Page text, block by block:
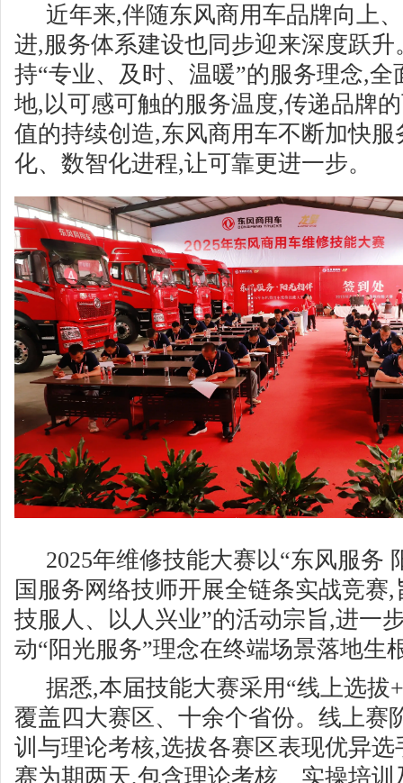
近年来,伴随东风商用车品牌向上
进,服务体系建设也同步迎来深度跃
持“专业、及时、温暖”的服务理念,
地,以可感可触的服务温度,传递品牌
值的持续创造,东风商用车不断加快
化、数智化进程,让可靠更进一步。
2025年维修技能大赛以“东风服务
国服务网络技师开展全链条实战竞赛
技服人、以人兴业”的活动宗旨,进一
动“阳光服务”理念在终端场景落地生
据悉,本届技能大赛采用“线上选拔
覆盖四大赛区、十余个省份。线上赛
训与理论考核,选拔各赛区表现优异
赛为期两天,包含理论考核、实操培